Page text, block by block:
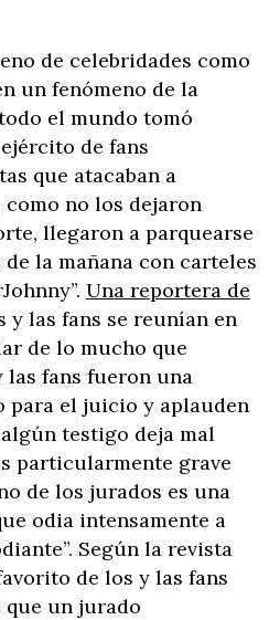
de celebridades como
un fenómeno de la
el mundo tomó
de fans
que atacaban a
no los dejaron
llegaron a parquearse
la mañana con carteles
Una reportera de
y las fans se reunían en
de lo mucho que
las fans fueron una
para el juicio y aplauden
testigo deja mal
particularmente grave
de los jurados es una
odia intensamente a
Según la revista
de los y las fans
que un jurado